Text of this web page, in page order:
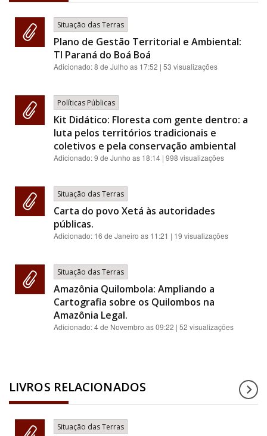
Situação das Terras
Plano de Gestão Territorial e Ambiental:
TI Paraná do Boá Boá
Adicionado:8 de Julho as 17:52 | 53 visualizações
Políticas Públicas
Kit Didático: Floresta com gente dentro: a
luta pelos territórios tradicionais e
coletivos e pela conservação ambiental
Adicionado:9 de Junho as 18:14 | 998 visualizações
Situação das Terras
Carta do povo Xetá às autoridades
públicas.
Adicionado: 16 de Janeiro as 11:21 | 19 visualizações
Situação das Terras
Amazônia Quilombola: Ampliando a
Cartografia sobre os Quilombos na
Amazônia Legal.
Adicionado:4 de Novembro as 09:22 | 52 visualizações
LIVROS RELACIONADOS
Situação das Terras